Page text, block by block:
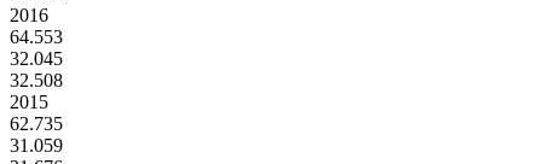
2016
64.553
32.045
32.508
2015
62.735
31.059